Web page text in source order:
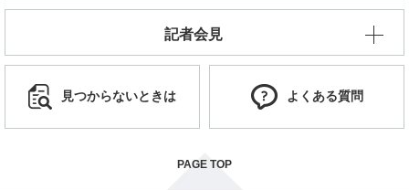
記者会見
見つからないときは よくある質問
PAGE TOP